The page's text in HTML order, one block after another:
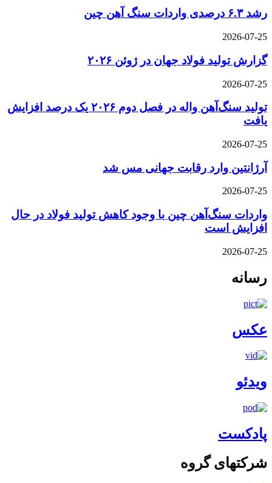
رشد ۶.۳ درصدی واردات سنگ آهن چین
2026-07-25
گزارش تولید فولاد جهان در ژوئن ۲۰۲۶
2026-07-25
تولید سنگ‌آهن واله در فصل دوم ۲۰۲۶ یک درصد افزایش
یافت
2026-07-25
آرژانتین وارد رقابت جهانی مس شد
2026-07-25
واردات سنگ‌آهن چین با وجود کاهش تولید فولاد در حال
افزایش است
2026-07-25
رسانه
عکس
ویدئو
پادکست
شرکتهای گروه